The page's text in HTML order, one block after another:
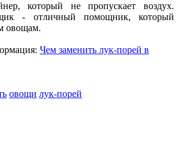
который не пропускает воздух.
- отличный помощник, который
овощам.
Чем заменить лук-порей в
овощи лук-порей